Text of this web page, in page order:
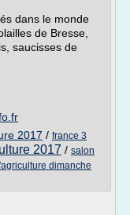
dans le monde
de Bresse,
saucisses de
2017 / france 3
2017 / salon
dimanche